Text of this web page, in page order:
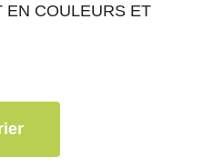
EN COULEURS ET